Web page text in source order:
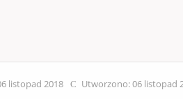
listopad 2018 Utworzono: 06 listopad